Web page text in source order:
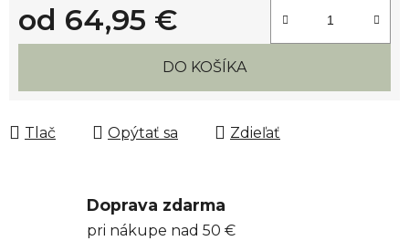
od 64,95 €
Jednotková cena:
DO KOŠÍKA
Tlač Opýtať sa Zdieľať
Doprava zdarma
pri nákupe nad 50 €